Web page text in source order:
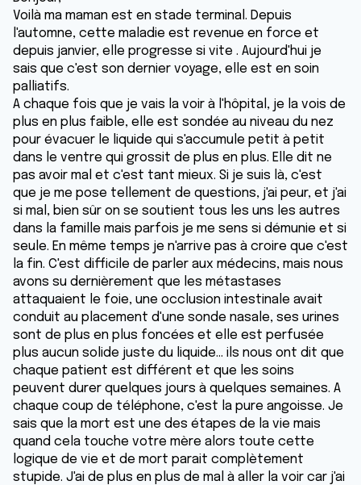
Voilà ma maman est en stade terminal. Depuis
l'automne, cette maladie est revenue en force et
depuis janvier, elle progresse si vite . Aujourd'hui je
sais que c'est son dernier voyage, elle est en soin
palliatifs.
A chaque fois que je vais la voir à l'hôpital, je la vois de
plus en plus faible, elle est sondée au niveau du nez
pour évacuer le liquide qui s'accumule petit à petit
dans le ventre qui grossit de plus en plus. Elle dit ne
pas avoir mal et c'est tant mieux. Si je suis là, c'est
que je me pose tellement de questions, j'ai peur, et j'ai
si mal, bien sûr on se soutient tous les uns les autres
dans la famille mais parfois je me sens si démunie et si
seule. En même temps je n'arrive pas à croire que c'est
la fin. C'est difficile de parler aux médecins, mais nous
avons su dernièrement que les métastases
attaquaient le foie, une occlusion intestinale avait
conduit au placement d'une sonde nasale, ses urines
sont de plus en plus foncées et elle est perfusée
plus aucun solide juste du liquide... ils nous ont dit que
chaque patient est différent et que les soins
peuvent durer quelques jours à quelques semaines. A
chaque coup de téléphone, c'est la pure angoisse. Je
sais que la mort est une des étapes de la vie mais
quand cela touche votre mère alors toute cette
logique de vie et de mort parait complètement
stupide. J'ai de plus en plus de mal à aller la voir car j'ai